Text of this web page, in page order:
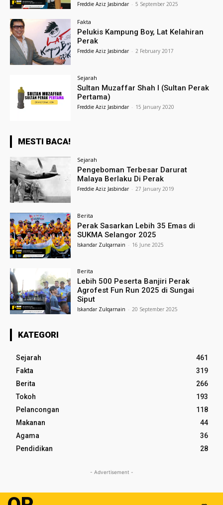
Freddie Aziz Jasbindar - 5 September 2025
Fakta
Pelukis Kampung Boy, Lat Kelahiran
Perak
Freddie Aziz Jasbindar - 2 February 2017
Sejarah
Sultan Muzaffar Shah I (Sultan Perak
Pertama)
Freddie Aziz Jasbindar - 15 January 2020
MESTI BACA!
Sejarah
Pengeboman Terbesar Darurat
Malaya Berlaku Di Perak
Freddie Aziz Jasbindar - 27 January 2019
Berita
Perak Sasarkan Lebih 35 Emas di
SUKMA Selangor 2025
Iskandar Zulqarnain - 16 June 2025
Berita
Lebih 500 Peserta Banjiri Perak
Agrofest Fun Run 2025 di Sungai
Siput
Iskandar Zulqarnain - 20 September 2025
KATEGORI
Sejarah
461
Fakta
319
Berita
266
Tokoh
193
Pelancongan
118
Makanan
44
Agama
36
Pendidikan
28
- Advertisement -